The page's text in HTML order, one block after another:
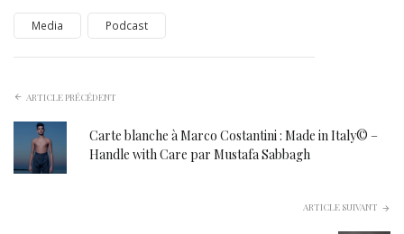
Media Podcast
ARTICLE PRÉCÉDENT
Carte blanche à Marco Costantini : Made in Italy© –
Handle with Care par Mustafa Sabbagh
ARTICLE SUIVANT